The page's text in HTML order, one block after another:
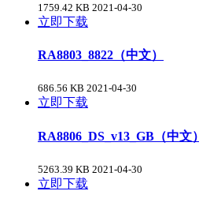
1759.42 KB 2021-04-30
立即下载
RA8803_8822（中文）
686.56 KB 2021-04-30
立即下载
RA8806_DS_v13_GB（中文）
5263.39 KB 2021-04-30
立即下载